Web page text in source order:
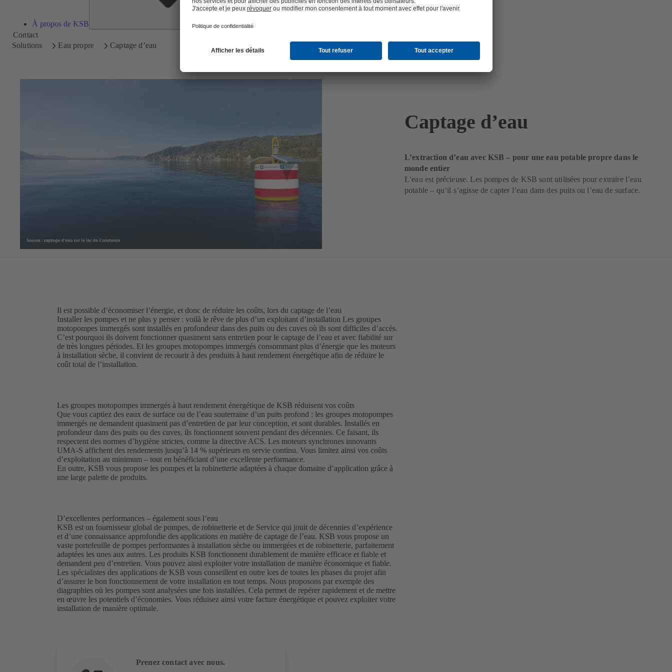
À propos de KSB
Contact
Solutions
Eau propre Captage d’eau
Captage d’eau
L’extraction d’eau avec KSB – pour une eau potable propre dans le
monde entier
L’eau est précieuse. Les pompes de KSB sont utilisées pour extraire l’eau
potable – qu’il s’agisse de capter l’eau dans des puits ou l’eau de surface.
Il est possible d’économiser l’énergie, et donc de réduire les coûts, lors du captage de l’eau
Installer les pompes et ne plus y penser : voilà le rêve de plus d’un exploitant d’installation Les groupes
motopompes immergés sont installés en profondeur dans des puits ou des cuves où ils sont difficiles d’accès.
C’est pourquoi ils doivent fonctionner quasiment sans entretien pour le captage de l’eau et avec fiabilité sur
de très longues périodes. Et les groupes motopompes immergés consommant plus d’énergie que les moteurs
à installation sèche, il convient de recourir à des produits à haut rendement énergétique afin de réduire le
coût total de l’installation.
Les groupes motopompes immergés à haut rendement énergétique de KSB réduisent vos coûts
Que vous captiez des eaux de surface ou de l’eau souterraine d’un puits profond : les groupes motopompes
immergés ne demandent quasiment pas d’entretien de par leur conception, et sont durables. Installés en
profondeur dans des puits ou des cuves, ils fonctionnent souvent pendant des décennies. Ce faisant, ils
respectent des normes d’hygiène strictes, comme la directive ACS. Les moteurs synchrones innovants
UMA-S affichent des rendements jusqu’à 14 % supérieurs en servie continu. Vous limitez ainsi vos coûts
d’exploitation au minimum – tout en bénéficiant d’une excellente performance.
En outre, KSB vous propose les pompes et la robinetterie adaptées à chaque domaine d’application grâce à
une large palette de produits.
D’excellentes performances – également sous l’eau
KSB est un fournisseur global de pompes, de robinetterie et de Service qui jouit de décennies d’expérience
et d’une connaissance approfondie des applications en matière de captage de l’eau. KSB vous propose un
vaste portefeuille de pompes performantes à installation sèche ou immergées et de robinetterie, parfaitement
adaptées les unes aux autres. Les produits KSB fonctionnent durablement de manière efficace et fiable et
demandent peu d’entretien. Vous pouvez ainsi exploiter votre installation de manière économique et fiable.
Les spécialistes des applications de KSB vous conseillent en outre lors de toutes les phases du projet afin
d’assurer le bon fonctionnement de votre installation en tout temps. Nous proposons par exemple des
diagraphies où les pompes sont analysées une fois installées. Cela permet de repérer rapidement et de mettre
en œuvre les potentiels d’économies. Vous réduisez ainsi votre facture énergétique et pouvez exploiter votre
installation de manière optimale.
Prenez contact avec nous.